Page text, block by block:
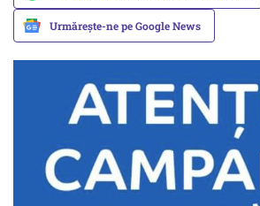
Urmărește-ne pe Google News